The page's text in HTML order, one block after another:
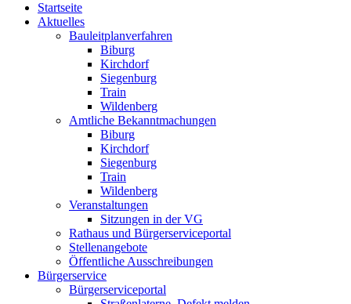
Startseite
Aktuelles
Bauleitplanverfahren
Biburg
Kirchdorf
Siegenburg
Train
Wildenberg
Amtliche Bekanntmachungen
Biburg
Kirchdorf
Siegenburg
Train
Wildenberg
Veranstaltungen
Sitzungen in der VG
Rathaus und Bürgerserviceportal
Stellenangebote
Öffentliche Ausschreibungen
Bürgerservice
Bürgerserviceportal